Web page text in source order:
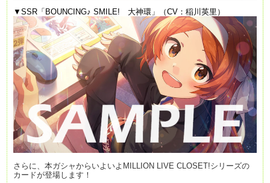
▼SSR「BOUNCING♪ SMILE! 大神環」（CV：稲川英里）
さらに、本ガシャからいよいよMILLION LIVE CLOSET!シリーズの
カードが登場します！